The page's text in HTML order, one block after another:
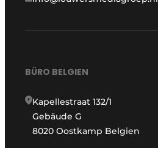
BÜRO BELGIEN
Kapellestraat 132/1
Gebäude G
8020 Oostkamp Belgien